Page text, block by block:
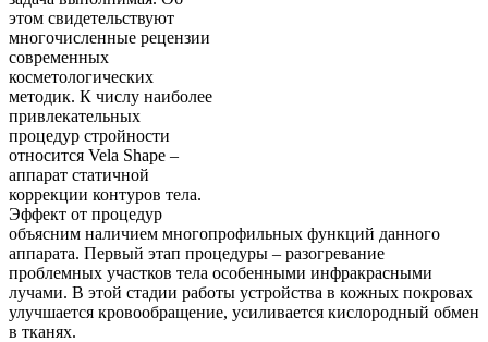
этом свидетельствуют
многочисленные рецензии
современных
косметологических
методик. К числу наиболее
привлекательных
процедур стройности
относится Vela Shape –
аппарат статичной
коррекции контуров тела.
Эффект от процедур
объясним наличием многопрофильных функций данного
аппарата. Первый этап процедуры – разогревание
проблемных участков тела особенными инфракрасными
лучами. В этой стадии работы устройства в кожных покровах
улучшается кровообращение, усиливается кислородный обмен
в тканях.